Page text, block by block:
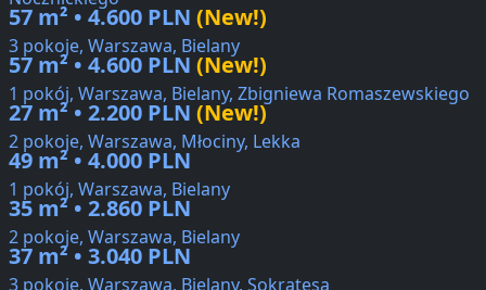
57 m² • 4.600 PLN (New!)
3 pokoje, Warszawa, Bielany
57 m² • 4.600 PLN (New!)
1 pokój, Warszawa, Bielany, Zbigniewa Romaszewskiego
27 m² • 2.200 PLN (New!)
2 pokoje, Warszawa, Młociny, Lekka
49 m² • 4.000 PLN
1 pokój, Warszawa, Bielany
35 m² • 2.860 PLN
2 pokoje, Warszawa, Bielany
37 m² • 3.040 PLN
3 pokoje, Warszawa, Bielany, Sokratesa